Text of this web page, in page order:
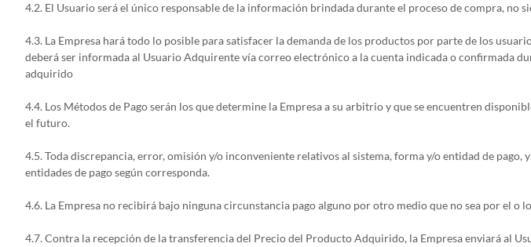
4.2. El Usuario será el único responsable de la información brindada durante el proceso de compra, no
4.3. La Empresa hará todo lo posible para satisfacer la demanda de los productos por parte de los
deberá ser informada al Usuario Adquirente vía correo electrónico a la cuenta indicada o confirmada
adquirido
4.4. Los Métodos de Pago serán los que determine la Empresa a su arbitrio y que se encuentren
el futuro.
4.5. Toda discrepancia, error, omisión y/o inconveniente relativos al sistema, forma y/o entidad de
entidades de pago según corresponda.
4.6. La Empresa no recibirá bajo ninguna circunstancia pago alguno por otro medio que no sea por el o
4.7. Contra la recepción de la transferencia del Precio del Producto Adquirido, la Empresa enviará al